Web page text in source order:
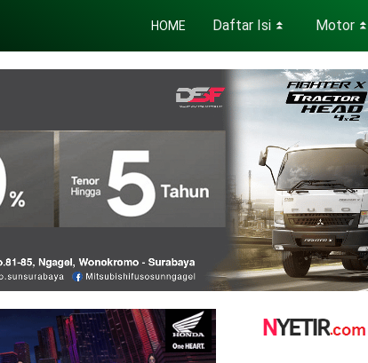
HOME Daftar Isi ⏬ Motor ⏬